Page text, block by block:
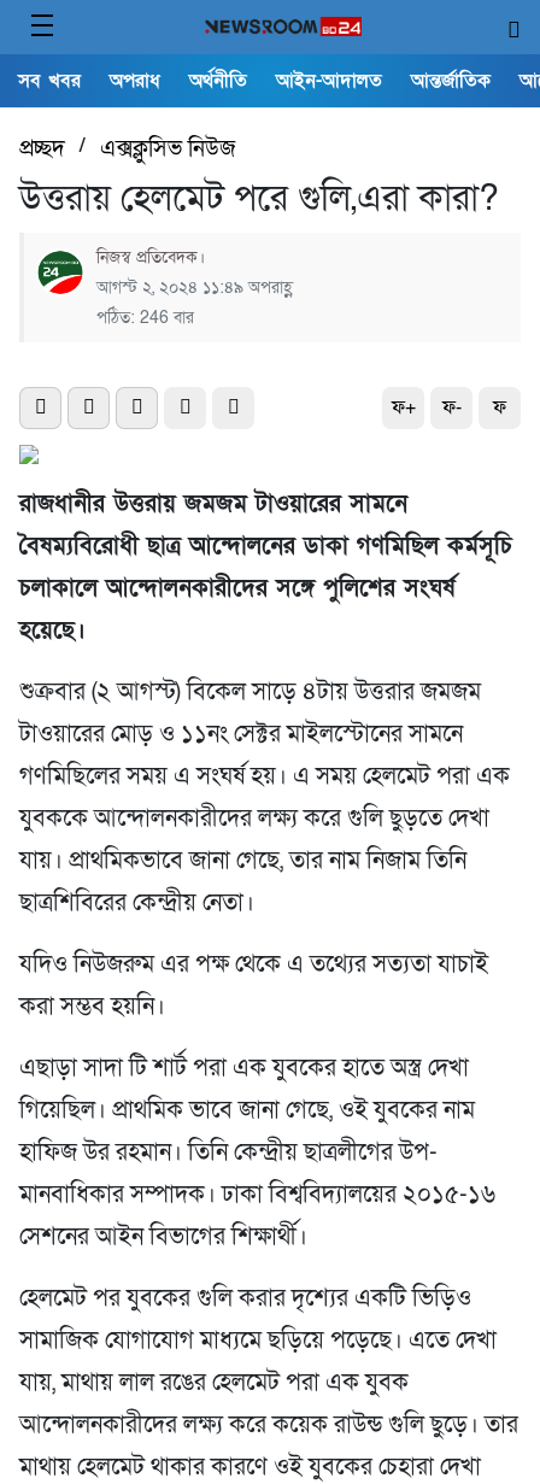
সব খবর অপরাধ অর্থনীতি আইন-আদালত আন্তর্জাতিক
প্রচ্ছদ/ এক্সক্লুসিভ নিউজ
উত্তরায় হেলমেট পরে গুলি,এরা কারা?
নিজস্ব প্রতিবেদক।
আগস্ট ২, ২০২৪ ১১:৪৯ অপরাহ্ণ
পঠিত: 246 বার
ফ+ ফ- ফ
রাজধানীর উত্তরায় জমজম টাওয়ারের সামনে
বৈষম্যবিরোধী ছাত্র আন্দোলনের ডাকা গণমিছিল কর্মসূচি
চলাকালে আন্দোলনকারীদের সঙ্গে পুলিশের সংঘর্ষ
হয়েছে।
শুক্রবার (২ আগস্ট) বিকেল সাড়ে ৪টায় উত্তরার জমজম
টাওয়ারের মোড় ও ১১নং সেক্টর মাইলস্টোনের সামনে
গণমিছিলের সময় এ সংঘর্ষ হয়। এ সময় হেলমেট পরা এক
যুবককে আন্দোলনকারীদের লক্ষ্য করে গুলি ছুড়তে দেখা
যায়। প্রাথমিকভাবে জানা গেছে, তার নাম নিজাম তিনি
ছাত্রশিবিরের কেন্দ্রীয় নেতা।
যদিও নিউজরুম এর পক্ষ থেকে এ তথ্যের সত্যতা যাচাই
করা সম্ভব হয়নি।
এছাড়া সাদা টি শার্ট পরা এক যুবকের হাতে অস্ত্র দেখা
গিয়েছিল। প্রাথমিক ভাবে জানা গেছে, ওই যুবকের নাম
হাফিজ উর রহমান। তিনি কেন্দ্রীয় ছাত্রলীগের উপ-
মানবাধিকার সম্পাদক। ঢাকা বিশ্ববিদ্যালয়ের ২০১৫-১৬
সেশনের আইন বিভাগের শিক্ষার্থী।
হেলমেট পর যুবকের গুলি করার দৃশ্যের একটি ভিড়িও
সামাজিক যোগাযোগ মাধ্যমে ছড়িয়ে পড়েছে। এতে দেখা
যায়, মাথায় লাল রঙের হেলমেট পরা এক যুবক
আন্দোলনকারীদের লক্ষ্য করে কয়েক রাউন্ড গুলি ছুড়ে। তার
মাথায় হেলমেট থাকার কারণে ওই যুবকের চেহারা দেখা